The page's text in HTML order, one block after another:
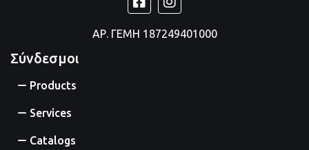
ΑΡ. ΓΕΜΗ 187249401000
Σύνδεσμοι
Products
Services
Catalogs